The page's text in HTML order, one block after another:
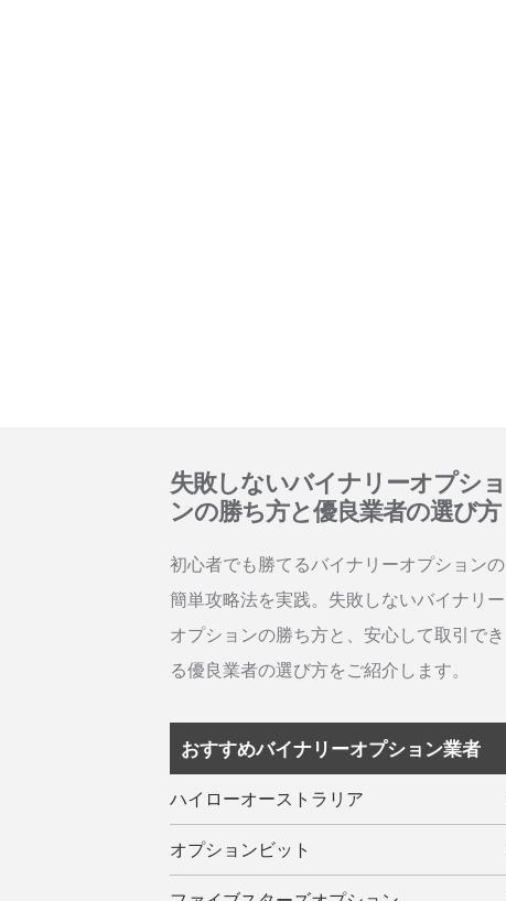
失敗しないバイナリーオプショ
ンの勝ち方と優良業者の選び方
初心者でも勝てるバイナリーオプションの
簡単攻略法を実践。失敗しないバイナリー
オプションの勝ち方と、安心して取引でき
る優良業者の選び方をご紹介します。
おすすめバイナリーオプション業者
ハイローオーストラリア
オプションビット